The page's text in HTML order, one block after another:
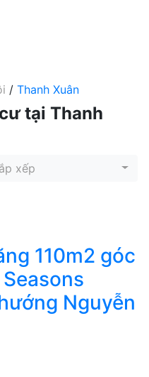
/ Thanh Xuân
tại Thanh
xếp
110m2 góc
Nguyễn